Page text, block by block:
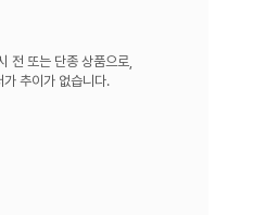
전 또는 단종 상품으로,
가 추이가 없습니다.